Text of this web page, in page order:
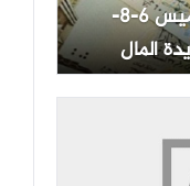
سعر الدينار الكويتي اليوم الخميس 6-8-